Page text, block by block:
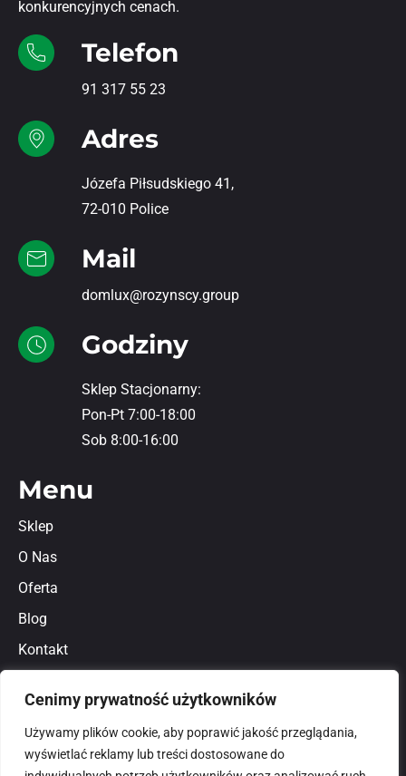
Cenimy prywatność użytkowników
Używamy plików cookie, aby poprawić jakość przeglądania,
wyświetlać reklamy lub treści dostosowane do
konkurencyjnych cenach.
Telefon
91 317 55 23
Adres
Józefa Piłsudskiego 41,
72-010 Police
Mail
domlux@rozynscy.group
Godziny
Sklep Stacjonarny:
Pon-Pt 7:00-18:00
Sob 8:00-16:00
Menu
Sklep
O Nas
Oferta
Blog
Kontakt
Polityka prywatności